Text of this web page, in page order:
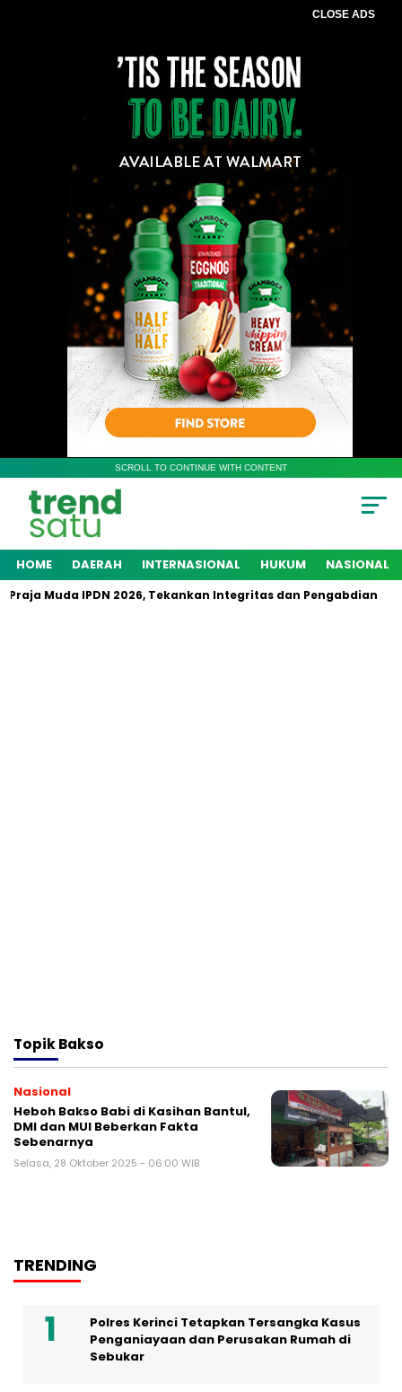
CLOSE ADS
SCROLL TO CONTINUE WITH CONTENT
HOME DAERAH INTERNASIONAL HUKUM NASIONAL
Muda IPDN 2026, Tekankan Integritas dan Pengabdian
TopikBakso
Nasional
Heboh Bakso Babi di Kasihan Bantul,
DMI dan MUI Beberkan Fakta
Sebenarnya
Selasa, 28 Oktober 2025 - 06:00 WIB
TRENDING
Polres Kerinci Tetapkan Tersangka Kasus
Penganiayaan dan Perusakan Rumah di
Sebukar